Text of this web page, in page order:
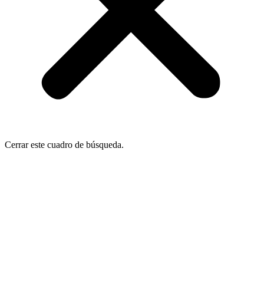
Cerrar este cuadro de búsqueda.